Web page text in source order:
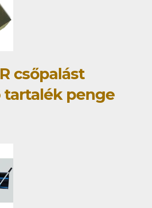
csőpalást
tartalék penge